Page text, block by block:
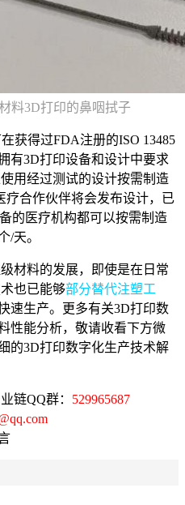
料3D打印的鼻咽拭子
获得过FDA注册的ISO 13485
有3D打印设备和设计中要求
用经过测试的设计按需制造
疗合作伙伴将会发布设计，已
的医疗机构都可以按需制造
/天。
材料的发展，即使是在日常
也已能够部分替代注塑工
速生产。更多有关3D打印数
性能分析，敬请收看下方微
的3D打印数字化生产技术解
链QQ群： 529965687